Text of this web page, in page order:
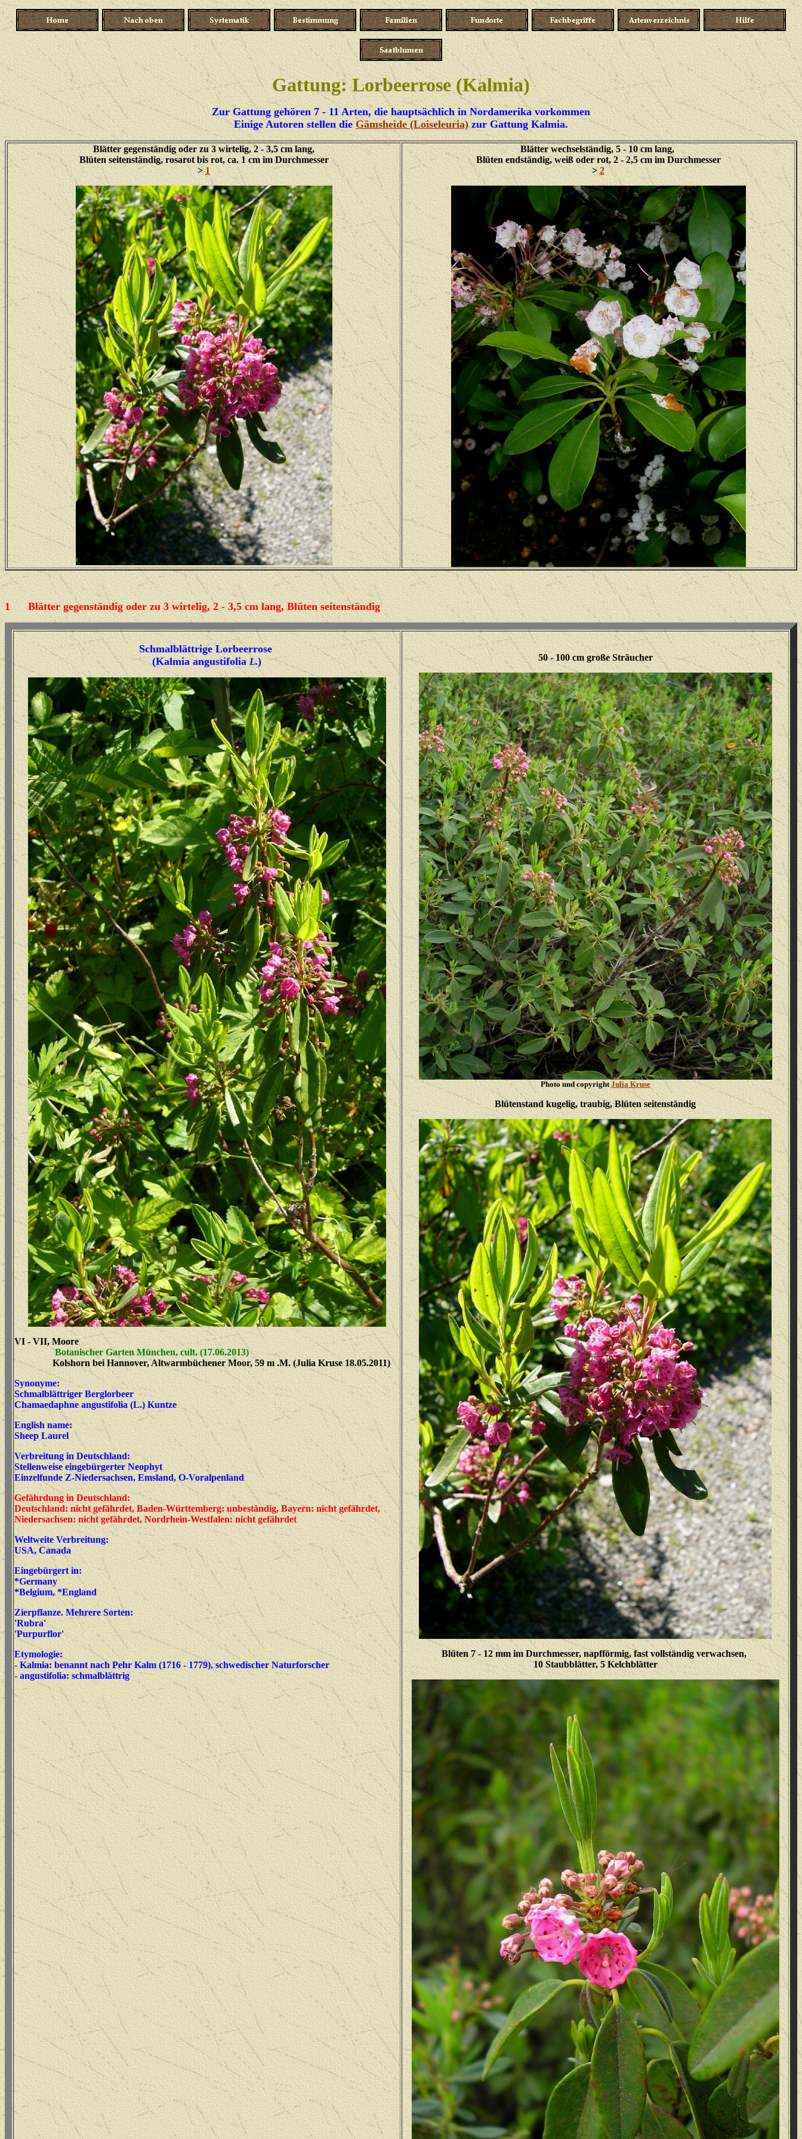
Gattung: Lorbeerrose (Kalmia)
Zur Gattung gehören 7 - 11 Arten, die hauptsächlich in Nordamerika vorkommen
Einige Autoren stellen die Gämsheide (Loiseleuria)zur Gattung Kalmia.
Blätter gegenständig oder zu 3 wirtelig, 2 - 3,5 cm lang,
Blüten seitenständig, rosarot bis rot, ca. 1 cm im Durchmesser
>1
Blätter wechselständig, 5 - 10 cm lang,
Blüten endständig, weiß oder rot, 2 - 2,5 cm im Durchmesser
>2
1 Blätter gegenständig oder zu 3 wirtelig, 2 - 3,5 cm lang, Blüten seitenständig
Schmalblättrige Lorbeerrose
(Kalmia angustifoliaL.)
VI - VII, Moore
Botanischer Garten München, cult. (17.06.2013)
Kolshorn bei Hannover, Altwarmbüchener Moor, 59 m .M. (Julia Kruse 18.05.2011)
Synonyme:
Schmalblättriger Berglorbeer
Chamaedaphne angustifolia (L.) Kuntze
English name:
Sheep Laurel
Verbreitung in Deutschland:
Stellenweise eingebürgerter Neophyt
Einzelfunde Z-Niedersachsen, Emsland, O-Voralpenland
Gefährdung in Deutschland:
Deutschland: nicht gefährdet, Baden-Württemberg: unbeständig, Bayern: nicht gefährdet,
Niedersachsen: nicht gefährdet, Nordrhein-Westfalen: nicht gefährdet
Weltweite Verbreitung:
USA, Canada
Eingebürgert in:
*Germany
*Belgium, *England
Zierpflanze. Mehrere Sorten:
'Rubra'
'Purpurflor'
Etymologie:
- Kalmia: benannt nach Pehr Kalm (1716 - 1779), schwedischer Naturforscher
- angustifolia: schmalblättrig
50 - 100 cm große Sträucher
Photo und copyrightJulia Kruse
Blütenstand kugelig, traubig, Blüten seitenständig
Blüten 7 - 12 mm im Durchmesser, napfförmig, fast vollständig verwachsen,
10 Staubblätter, 5 Kelchblätter